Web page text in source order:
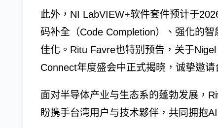
此外，NI LabVIEW+软件套件预计于
码补全（Code Completion）、强化的
佳化。Ritu Favre也特别预告，关于
Connect年度盛会中正式揭晓，诚挚邀
面对半导体产业与生态系的蓬勃发展，
盼携手台湾用户与技术夥伴，共同拥抱